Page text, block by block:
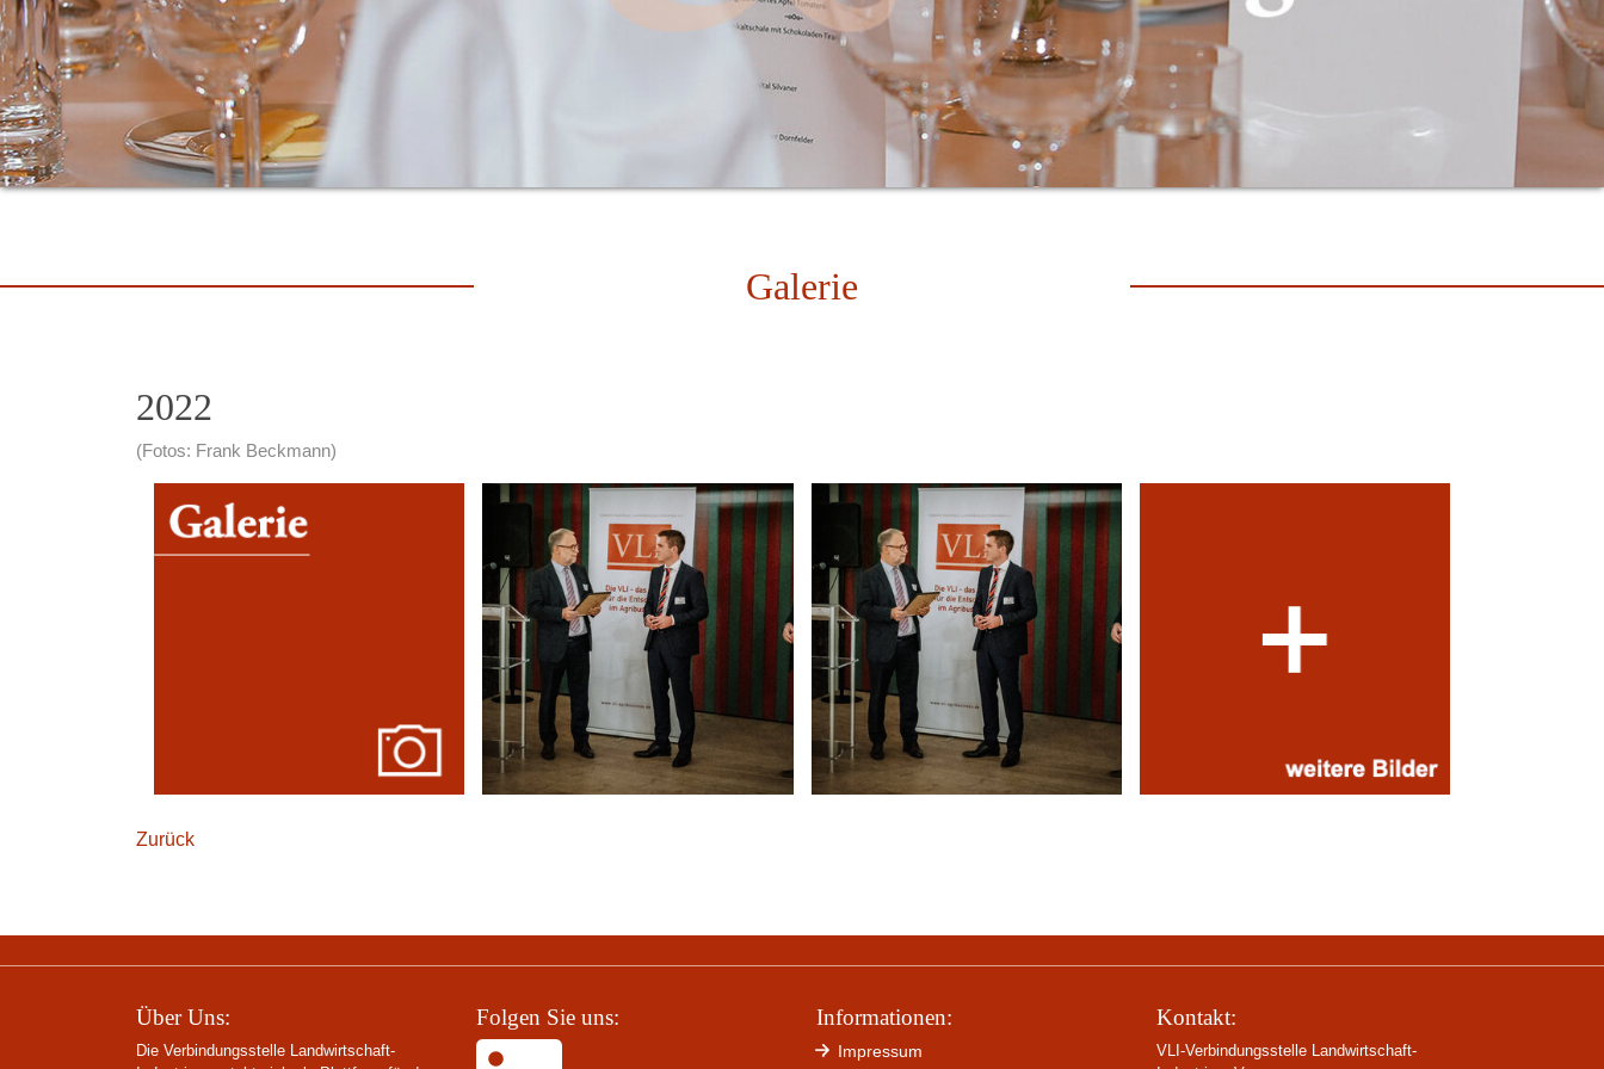
Galerie
2022
(Fotos: Frank Beckmann)
Zurück
Über Uns:
Die Verbindungsstelle Landwirtschaft-
Folgen Sie uns: Informationen:
Impressum
Kontakt:
VLI-Verbindungsstelle Landwirtschaft-